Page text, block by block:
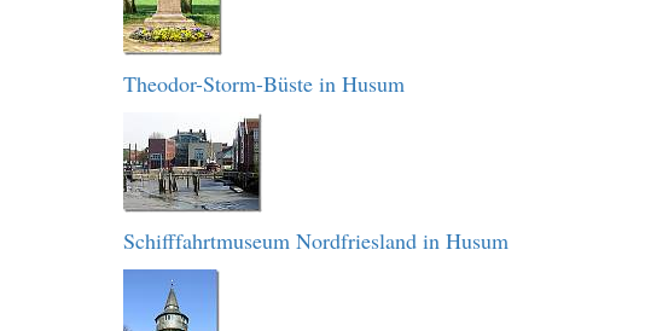
Theodor-Storm-Büste in Husum
Schifffahrtmuseum Nordfriesland in Husum